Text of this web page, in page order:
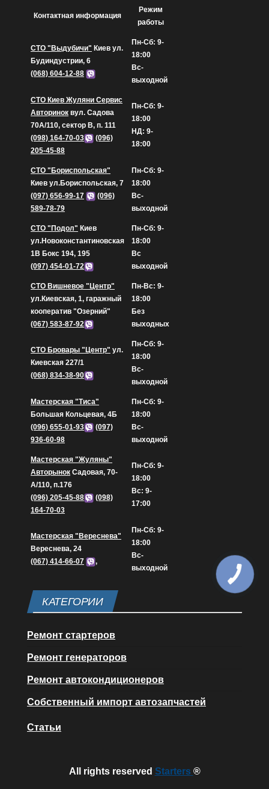
Контактная информация
Режим
работы
СТО "Выдубичи" Киев ул.
Будиндустрии, 6
(068) 604-12-88
Пн-Сб: 9-
18:00
Вс-
выходной
СТО Киев Жуляни Сервис
Авторинок вул. Садова
70А/110, сектор В, п. 111
(098) 164-70-03
(096)
205-45-88
Пн-Сб: 9-
18:00
НД: 9-
18:00
СТО "Бориспольская"
Киев ул.Бориспольская, 7
(097) 656-99-17
(096)
589-78-79
Пн-Сб: 9-
18:00
Вс-
выходной
СТО "Подол" Киев
ул.Новоконстантиновская
1В Бокс 194, 195
(097) 454-01-72
Пн-Сб: 9-
18:00
Вс
выходной
СТО Вишневое "Центр"
ул.Киевская, 1, гаражный
кооператив "Озерний"
(067) 583-87-92
Пн-Вс: 9-
18:00
Без
выходных
СТО Бровары "Центр" ул.
Киевская 227/1
(068) 834-38-90
Пн-Сб: 9-
18:00
Вс-
выходной
Мастерская "Тиса"
Большая Кольцевая, 4Б
(096) 655-01-93
(097)
936-60-98
Пн-Сб: 9-
18:00
Вс-
выходной
Мастерская "Жуляны"
Авторынок Садовая, 70-
А/110, п.176
(096) 205-45-88
(098)
164-70-03
Пн-Сб: 9-
18:00
Вс: 9-
17:00
Мастерская "Вереснева"
Вереснева, 24
(067) 414-66-07
,
Пн-Сб: 9-
18:00
Вс-
выходной
КАТЕГОРИИ
Ремонт стартеров
Ремонт генераторов
Ремонт автокондиционеров
Собственный импорт автозапчастей
Статьи
All rights reserved Starters ®